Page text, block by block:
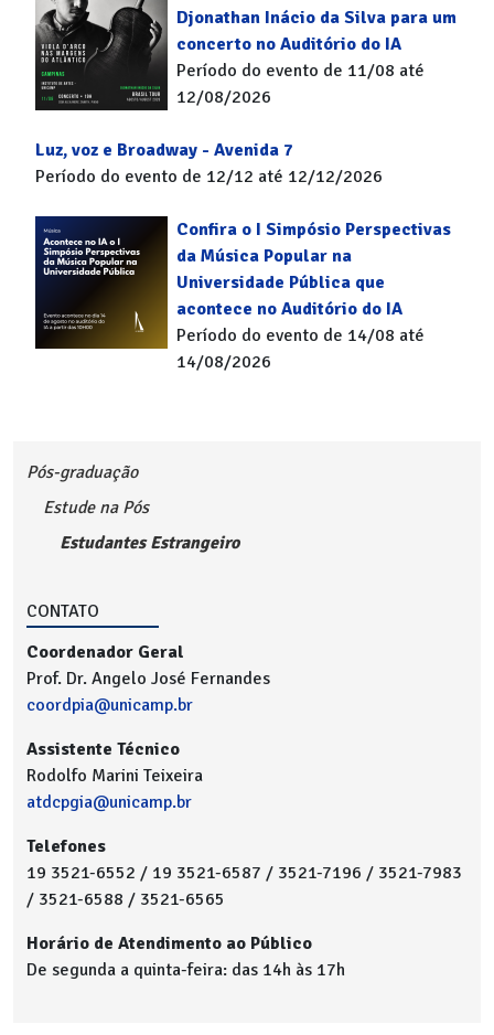
Djonathan Inácio da Silva para um
concerto no Auditório do IA
Período do evento de 11/08 até
12/08/2026
Luz, voz e Broadway - Avenida 7
Período do evento de 12/12 até 12/12/2026
Confira o I Simpósio Perspectivas
da Música Popular na
Universidade Pública que
acontece no Auditório do IA
Período do evento de 14/08 até
14/08/2026
Pós-graduação
Estude na Pós
Estudantes Estrangeiro
CONTATO
Coordenador Geral
Prof. Dr. Angelo José Fernandes
coordpia@unicamp.br
Assistente Técnico
Rodolfo Marini Teixeira
atdcpgia@unicamp.br
Telefones
19 3521-6552 / 19 3521-6587 / 3521-7196 / 3521-7983
/ 3521-6588 / 3521-6565
Horário de Atendimento ao Público
De segunda a quinta-feira: das 14h às 17h